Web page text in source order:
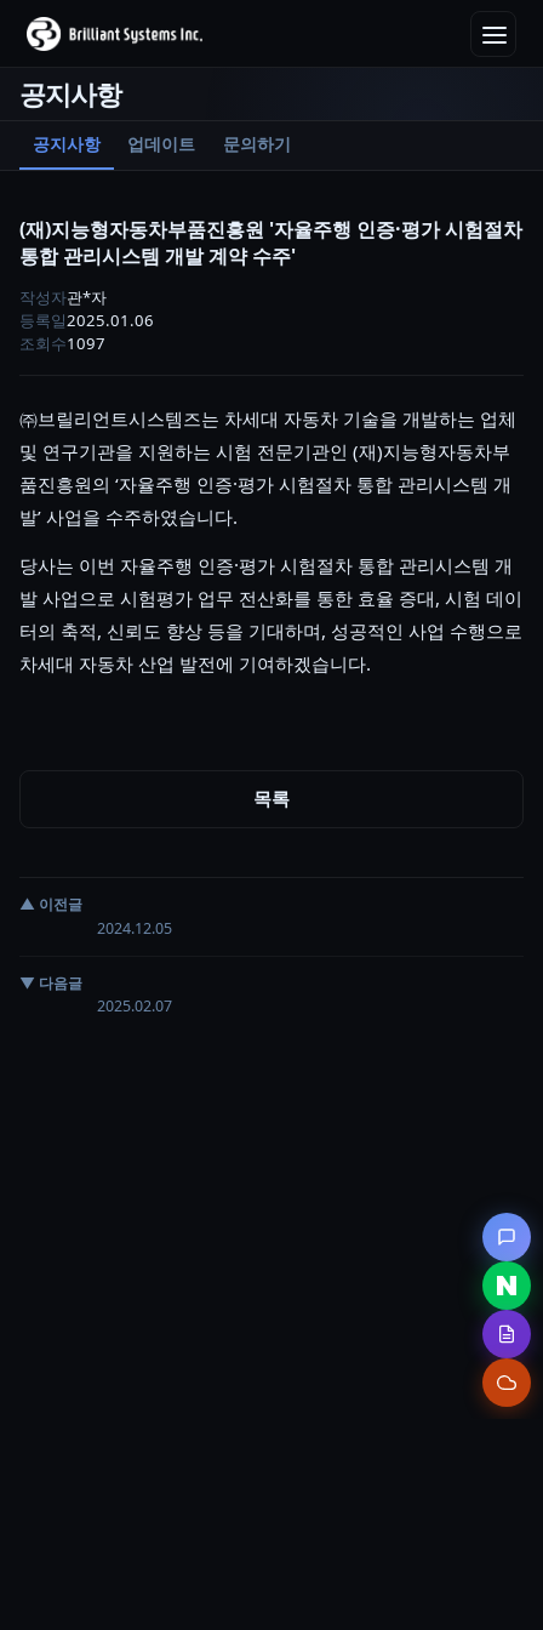
공지사항
공지사항 업데이트 문의하기
(재)지능형자동차부품진흥원 '자율주행 인증·평가 시험절차
통합 관리시스템 개발 계약 수주'
작성자관*자
등록일2025.01.06
조회수1097
㈜브릴리언트시스템즈는 차세대 자동차 기술을 개발하는 업체
및 연구기관을 지원하는 시험 전문기관인 (재)지능형자동차부
품진흥원의 ‘자율주행 인증·평가 시험절차 통합 관리시스템 개
발’ 사업을 수주하였습니다.​
당사는 이번 자율주행 인증·평가 시험절차 통합 관리시스템 개
발 사업으로 시험평가 업무 전산화를 통한 효율 증대, 시험 데이
터의 축적, 신뢰도 향상 등을 기대하며, 성공적인 사업 수행으로
차세대 자동차 산업 발전에 기여하겠습니다.
목록
▲ 이전글
2024.12.05
▼ 다음글
2025.02.07